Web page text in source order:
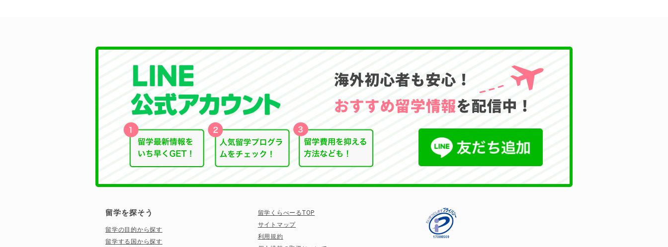
留学を探そう
留学の目的から探す
留学する国から探す
留学くらべーるTOP
サイトマップ
利用規約